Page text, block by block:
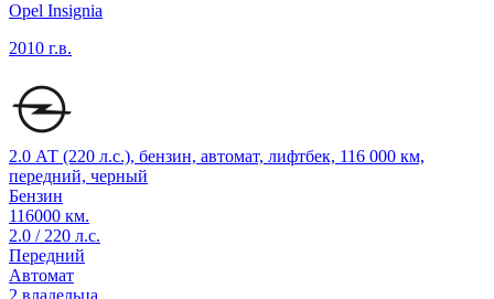
Opel Insignia
2010 г.в.
2.0 АТ (220 л.с.), бензин, автомат, лифтбек, 116 000 км,
передний, черный
Бензин
116000 км.
2.0 / 220 л.с.
Передний
Автомат
2 владельца